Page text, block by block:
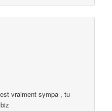
vraiment sympa , tu